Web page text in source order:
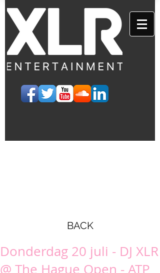
BACK
Donderdag 20 juli - DJ XLR
@ The Hague Open - ATP